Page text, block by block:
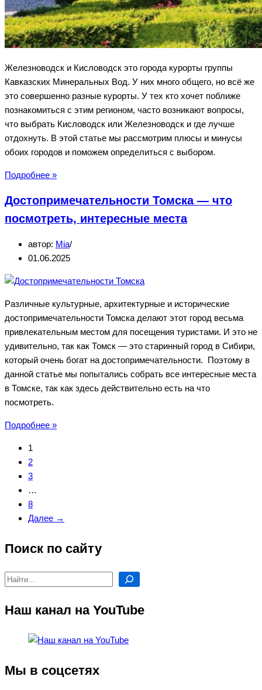
Железноводск и Кисловодск это города курорты группы
Кавказских Минеральных Вод. У них много общего, но всё же
это совершенно разные курорты. У тех кто хочет поближе
познакомиться с этим регионом, часто возникают вопросы,
что выбрать Кисловодск или Железноводск и где лучше
отдохнуть. В этой статье мы рассмотрим плюсы и минусы
обоих городов и поможем определиться с выбором.
Подробнее »Железноводск
Кисловодск
—
лучше
отдохнуть
Достопримечательности Томска — что
посмотреть, интересные места
автор: Mia
01.06.2025
Различные культурные, архитектурные и исторические
достопримечательности Томска делают этот город весьма
привлекательным местом для посещения туристами. И это не
удивительно, так как Томск — это старинный город в Сибири,
который очень богат на достопримечательности. Поэтому в
данной статье мы попытались собрать все интересные места
в Томске, так как здесь действительно есть на что
посмотреть.
Подробнее »Достопримечательности
1
2
3
…
8
Далее →
Поиск по сайту
Поиск
Наш канал на YouTube
Мы в соцсетях